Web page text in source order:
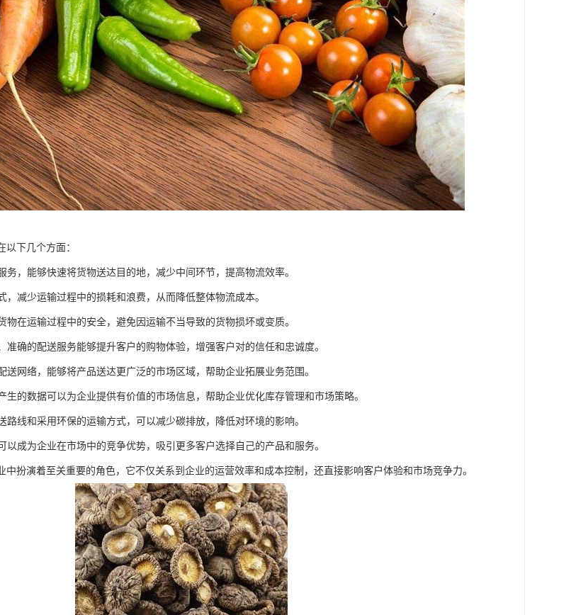
下几个方面：
务，能够快速将货物送达目的地，减少中间环节，提高物流效率。
，减少运输过程中的损耗和浪费，从而降低整体物流成本。
物在运输过程中的安全，避免因运输不当导致的货物损坏或变质。
准确的配送服务能够提升客户的购物体验，增强客户对的信任和忠诚度。
送网络，能够将产品送达更广泛的市场区域，帮助企业拓展业务范围。
生的数据可以为企业提供有价值的市场信息，帮助企业优化库存管理和市场策略。
路线和采用环保的运输方式，可以减少碳排放，降低对环境的影响。
以成为企业在市场中的竞争优势，吸引更多客户选择自己的产品和服务。
中扮演着至关重要的角色，它不仅关系到企业的运营效率和成本控制，还直接影响客户体验和市场竞争力。